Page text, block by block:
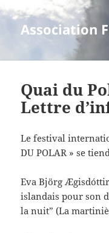
Association
Quai du
Lettre
Le festival
DU POLAR » se
Eva Björg
islandais pour son
la nuit” (La